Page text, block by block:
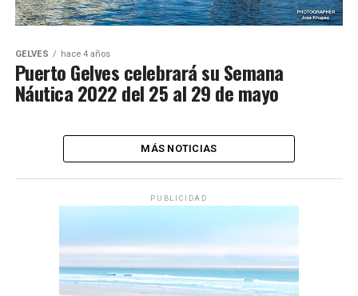
GELVES hace 4 años
Puerto Gelves celebrará su Semana
Náutica 2022 del 25 al 29 de mayo
MÁS NOTICIAS
PUBLICIDAD